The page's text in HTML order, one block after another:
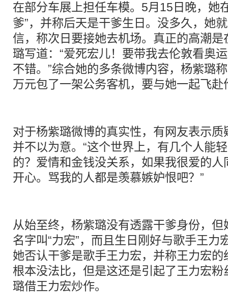
在部分车展上担任车模。5月15日晚，她
爹”，并称后天是干爹生日。没多久，她
信，称次日要接她去机场。真正的高潮
璐写道：“爱死宏儿！要带我去伦敦看奥
不错。”综合她的多条微博内容，杨紫璐
万元包了一架公务客机，要与她一起飞赴
对于杨紫璐微博的真实性，有网友表示
并不以为意。“这个世界上，有几个人能
的？爱情和金钱没关系，如果我很爱的
开心。骂我的人都是羡慕嫉妒恨吧？”
从始至终，杨紫璐没有透露干爹身份，
名字叫“力宏”，而且生日刚好与歌手王力
她否认干爹是歌手王力宏，并称王力宏
根本没法比，但是这还是引起了王力宏
璐借王力宏炒作。